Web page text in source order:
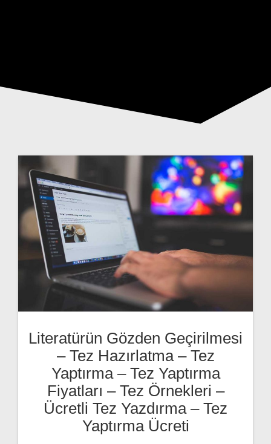
Literatürün Gözden Geçirilmesi
– Tez Hazırlatma – Tez
Yaptırma – Tez Yaptırma
Fiyatları – Tez Örnekleri –
Ücretli Tez Yazdırma – Tez
Yaptırma Ücreti